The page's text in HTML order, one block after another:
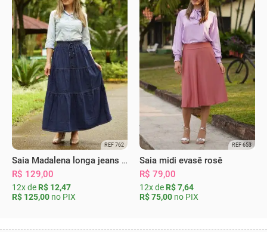
REF 762
Saia Madalena longa jeans escura
R$ 129,00
12x de R$ 12,47
R$ 125,00 no PIX
REF 653
Saia midi evasê rosê
R$ 79,00
12x de R$ 7,64
R$ 75,00 no PIX